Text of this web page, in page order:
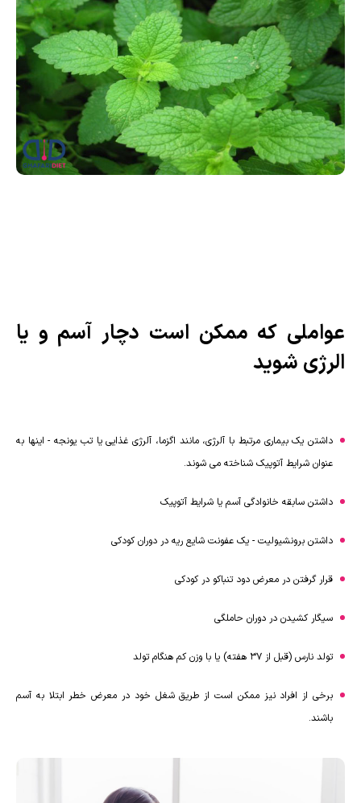
عواملی که ممکن است دچار آسم و یا
الرژی شوید
داشتن یک بیماری مرتبط با آلرژی، مانند اگزما، آلرژی غذایی یا تب یونجه - اینها به
عنوان شرایط آتوپیک شناخته می شوند.
داشتن سابقه خانوادگی آسم یا شرایط آتوپیک
داشتن برونشیولیت - یک عفونت شایع ریه در دوران کودکی
قرار گرفتن در معرض دود تنباکو در کودکی
سیگار کشیدن در دوران حاملگی
تولد نارس (قبل از 37 هفته) یا با وزن کم هنگام تولد
برخی از افراد نیز ممکن است از طریق شغل خود در معرض خطر ابتلا به آسم
باشند.